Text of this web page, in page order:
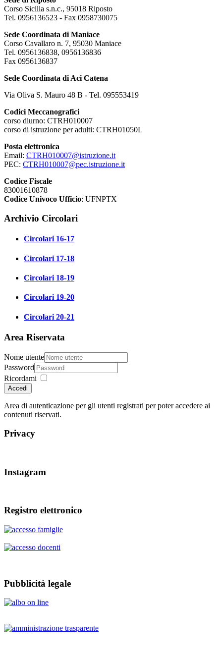
Corso Sicilia s.n.c., 95018 Riposto
Tel. 0956136523 - Fax 0958730075
Sede Coordinata di Maniace
Corso Cavallaro n. 7, 95030 Maniace
Tel. 0956136838, 0956136836
Fax 0956136837
Sede Coordinata di Aci Catena
Via Oliva S. Mauro 48 B - Tel. 095553419
Codici Meccanografici
corso diurno: CTRH010007
corso di istruzione per adulti: CTRH01050L
Posta elettronica
Email: CTRH010007@istruzione.it
PEC: CTRH010007@pec.istruzione.it
Codice Fiscale
83001610878
Codice Univoco Ufficio: UFNPTX
Archivio Circolari
Circolari 16-17
Circolari 17-18
Circolari 18-19
Circolari 19-20
Circolari 20-21
Area Riservata
Nome utente
Password
Ricordami
Accedi
Area di autenticazione per gli utenti registrati per poter accedere ai
contenuti riservati.
Privacy
Instagram
Registro elettronico
Pubblicità legale